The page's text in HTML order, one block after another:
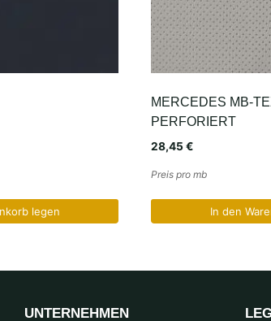
legen
MERCEDES MB-
PERFORIERT
28,45€
Preis pro mb
In den
UNTERNEHMEN